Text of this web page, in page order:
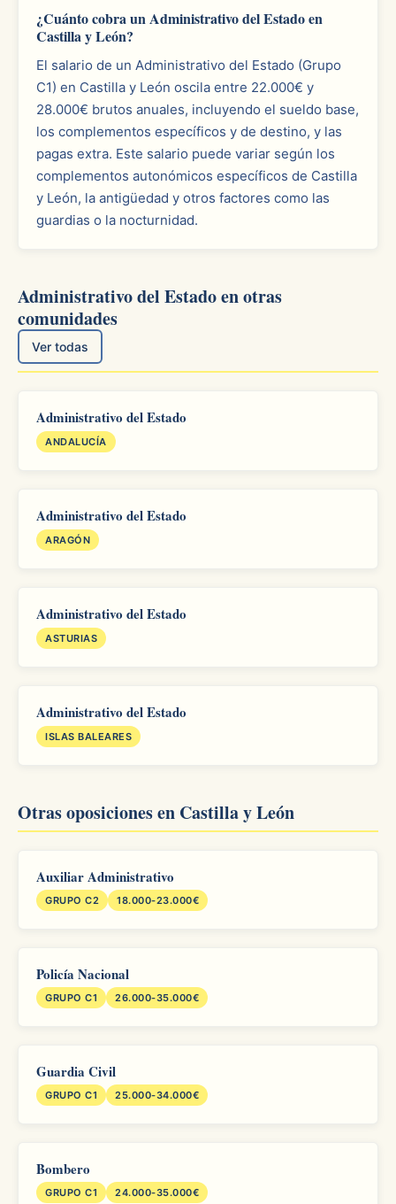
¿Cuánto cobra un Administrativo del Estado en
Castilla y León?
El salario de un Administrativo del Estado (Grupo
C1) en Castilla y León oscila entre 22.000€ y
28.000€ brutos anuales, incluyendo el sueldo base,
los complementos específicos y de destino, y las
pagas extra. Este salario puede variar según los
complementos autonómicos específicos de Castilla
y León, la antigüedad y otros factores como las
guardias o la nocturnidad.
Administrativo del Estado en otras
comunidades
Ver todas
Administrativo del Estado
ANDALUCÍA
Administrativo del Estado
ARAGÓN
Administrativo del Estado
ASTURIAS
Administrativo del Estado
ISLAS BALEARES
Otras oposiciones en Castilla y León
Auxiliar Administrativo
GRUPO C2 18.000-23.000€
Policía Nacional
GRUPO C1 26.000-35.000€
Guardia Civil
GRUPO C1 25.000-34.000€
Bombero
GRUPO C1 24.000-35.000€